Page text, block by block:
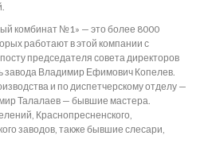
комбинат №1» — это более 8000
работают в этой компании с
председателя совета директоров
завода Владимир Ефимович Копелев.
и по диспетчерскому отделу —
Талалаев — бывшие мастера.
Краснопресненского,
заводов, также бывшие слесари,